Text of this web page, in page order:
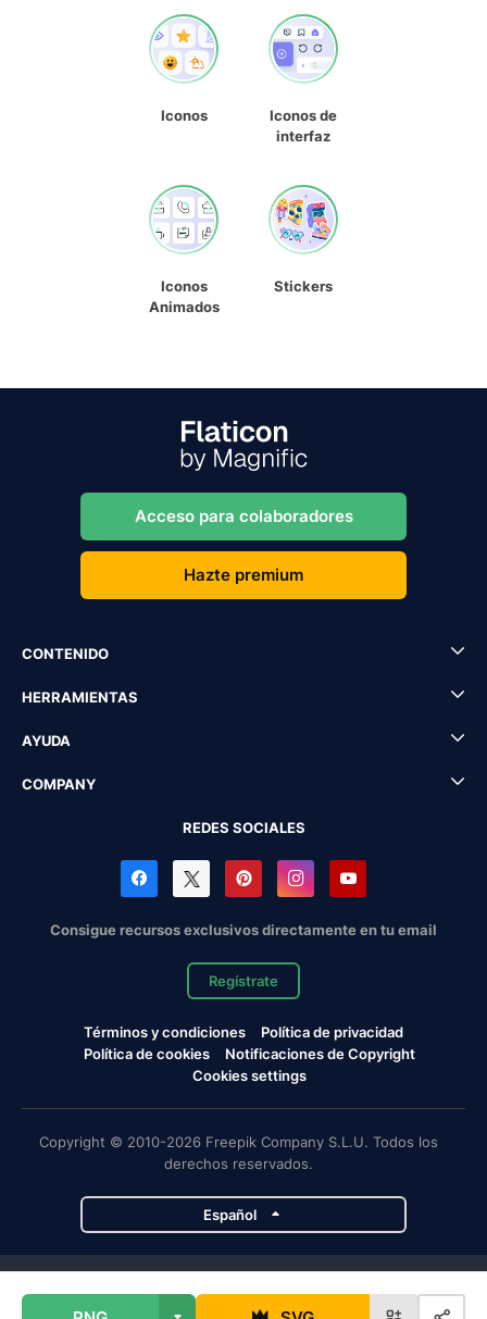
Iconos
Iconos de
interfaz
Iconos
Animados
Stickers
Acceso para colaboradores
Hazte premium
CONTENIDO
HERRAMIENTAS
AYUDA
COMPANY
REDES SOCIALES
Consigue recursos exclusivos directamente en tu email
Regístrate
Términos y condiciones
Política de privacidad
Política de cookies
Notificaciones de Copyright
Cookies settings
Copyright © 2010-2026 Freepik Company S.L.U. Todos los
derechos reservados.
Español